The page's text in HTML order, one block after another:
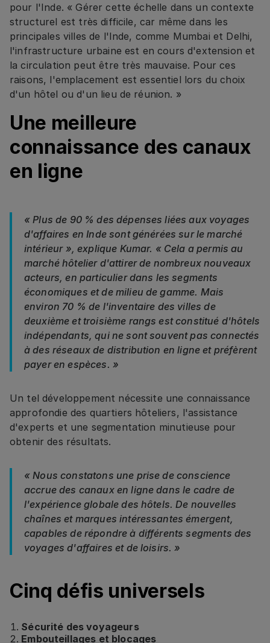
pour l'Inde. « Gérer cette échelle dans un contexte
structurel est très difficile, car même dans les
principales villes de l'Inde, comme Mumbai et Delhi,
l'infrastructure urbaine est en cours d'extension et
la circulation peut être très mauvaise. Pour ces
raisons, l'emplacement est essentiel lors du choix
d'un hôtel ou d'un lieu de réunion. »
Une meilleure
connaissance des canaux
en ligne
« Plus de 90 % des dépenses liées aux voyages
d'affaires en Inde sont générées sur le marché
intérieur », explique Kumar. « Cela a permis au
marché hôtelier d'attirer de nombreux nouveaux
acteurs, en particulier dans les segments
économiques et de milieu de gamme. Mais
environ 70 % de l'inventaire des villes de
deuxième et troisième rangs est constitué d'hôtels
indépendants, qui ne sont souvent pas connectés
à des réseaux de distribution en ligne et préfèrent
payer en espèces. »
Un tel développement nécessite une connaissance
approfondie des quartiers hôteliers, l'assistance
d'experts et une segmentation minutieuse pour
obtenir des résultats.
« Nous constatons une prise de conscience
accrue des canaux en ligne dans le cadre de
l'expérience globale des hôtels. De nouvelles
chaînes et marques intéressantes émergent,
capables de répondre à différents segments des
voyages d'affaires et de loisirs. »
Cinq défis universels
Sécurité des voyageurs
Embouteillages et blocages